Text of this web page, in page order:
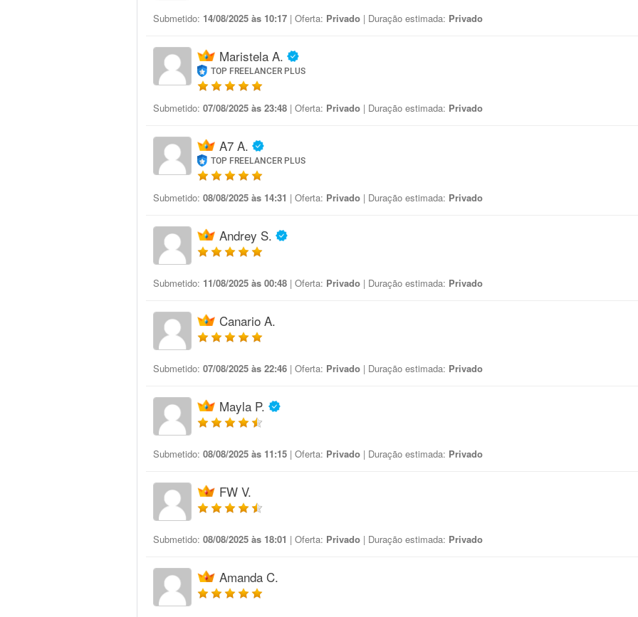
Submetido: 14/08/2025 às 10:17 | Oferta: Privado | Duração estimada: Privado
Maristela A.
TOP FREELANCER PLUS
Submetido: 07/08/2025 às 23:48 | Oferta: Privado | Duração estimada: Privado
A7 A.
TOP FREELANCER PLUS
Submetido: 08/08/2025 às 14:31 | Oferta: Privado | Duração estimada: Privado
Andrey S.
Submetido: 11/08/2025 às 00:48 | Oferta: Privado | Duração estimada: Privado
Canario A.
Submetido: 07/08/2025 às 22:46 | Oferta: Privado | Duração estimada: Privado
Mayla P.
Submetido: 08/08/2025 às 11:15 | Oferta: Privado | Duração estimada: Privado
FW V.
Submetido: 08/08/2025 às 18:01 | Oferta: Privado | Duração estimada: Privado
Amanda C.